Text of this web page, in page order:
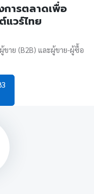
การตลาดเพื่อ
วร์ไทย
ขาย (B2B) และผู้ขาย-ผู้ซื้อ